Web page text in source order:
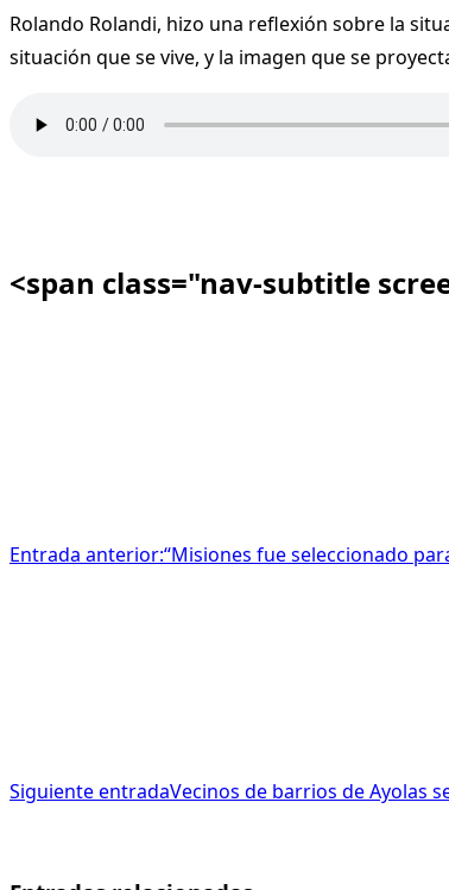
Rolando Rolandi, hizo una reflexión sobre la
situación que se vive, y la imagen que se
<span class="nav-subtitle
Entrada anterior:“Misiones fue seleccionado
Siguiente entradaVecinos de barrios de Ayolas